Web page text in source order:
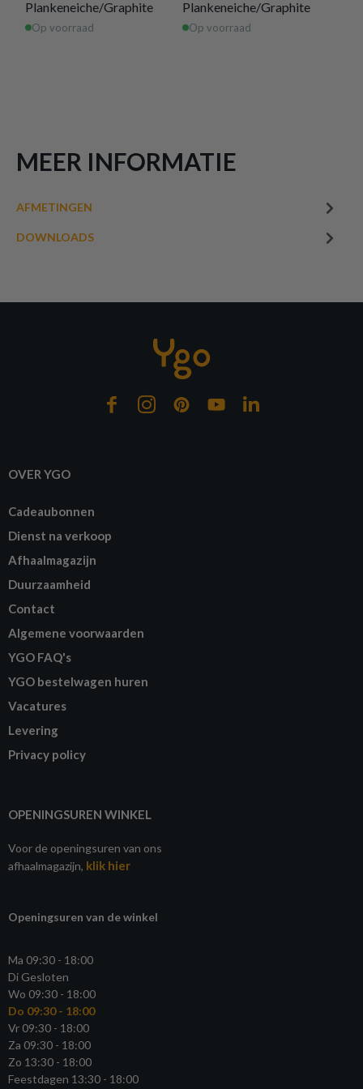
Plankeneiche/Graphite
Op voorraad
Plankeneiche/Graphite
Op voorraad
MEER INFORMATIE
AFMETINGEN
DOWNLOADS
samen!
OVER YGO
Cadeaubonnen
Dienst na verkoop
Afhaalmagazijn
Duurzaamheid
Contact
Algemene voorwaarden
YGO FAQ's
YGO bestelwagen huren
Vacatures
Levering
Privacy policy
OPENINGSUREN WINKEL
Voor de openingsuren van ons
afhaalmagazijn, klik hier
Openingsuren van de winkel
Ma 09:30 - 18:00
Di Gesloten
Wo 09:30 - 18:00
Do 09:30 - 18:00
Vr 09:30 - 18:00
Za 09:30 - 18:00
Zo 13:30 - 18:00
Feestdagen 13:30 - 18:00